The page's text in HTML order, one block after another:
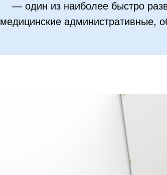
— один из наиболее быстро
медицинские административные,